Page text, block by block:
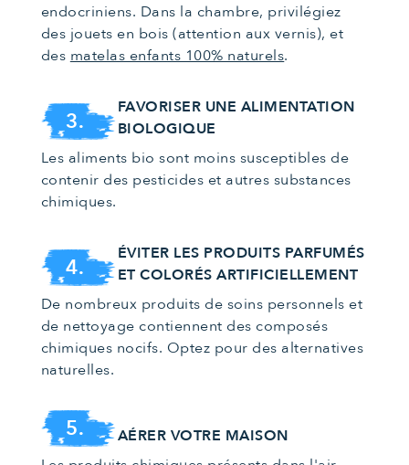
endocriniens. Dans la chambre, privilégiez
des jouets en bois (attention aux vernis), et
des matelas enfants 100% naturels.
3.
FAVORISER UNE ALIMENTATION
BIOLOGIQUE
Les aliments bio sont moins susceptibles de
contenir des pesticides et autres substances
chimiques.
4.
ÉVITER LES PRODUITS PARFUMÉS
ET COLORÉS ARTIFICIELLEMENT
De nombreux produits de soins personnels et
de nettoyage contiennent des composés
chimiques nocifs. Optez pour des alternatives
naturelles.
5.
AÉRER VOTRE MAISON